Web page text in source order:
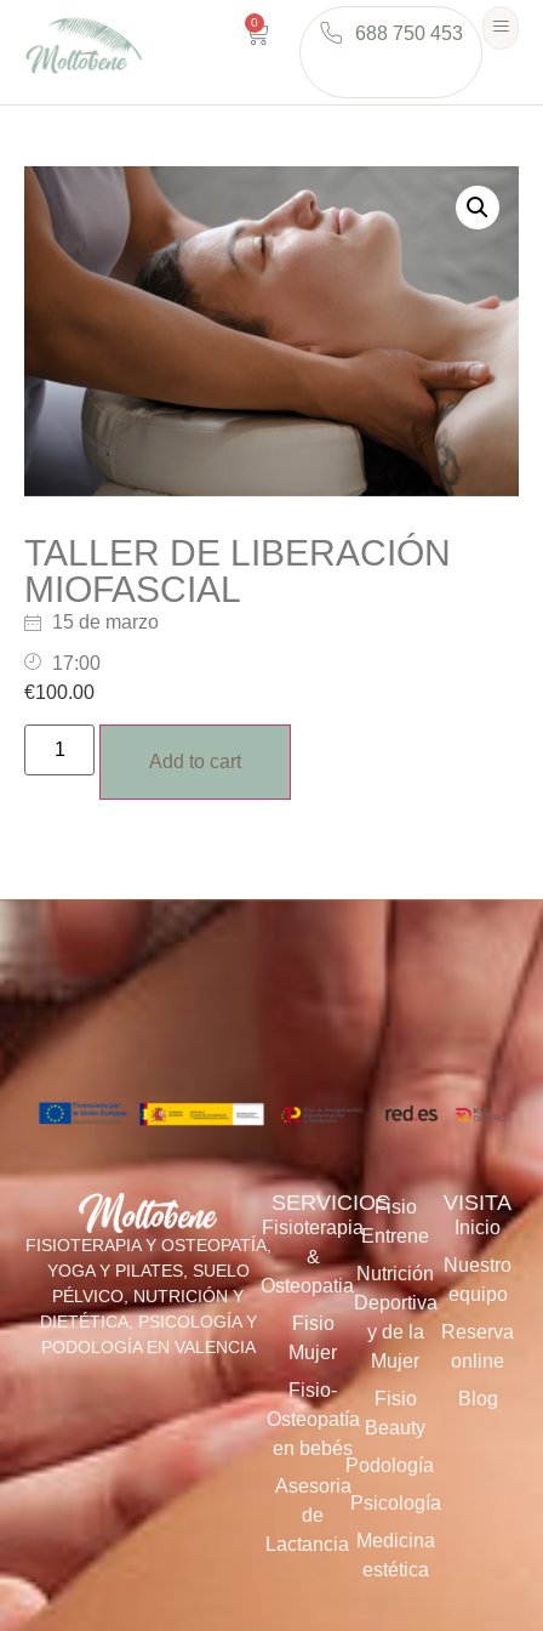
688 750 453
0
TALLER DE LIBERACIÓN
MIOFASCIAL
15 de marzo
17:00
€100.00
Add to cart
FISIOTERAPIA Y OSTEOPATÍA,
YOGA Y PILATES, SUELO
PÉLVICO, NUTRICIÓN Y
DIETÉTICA, PSICOLOGÍA Y
PODOLOGÍA EN VALENCIA
SERVICIOS
Fisioterapia
&
Osteopatia
Fisio
Mujer
Fisio-
Osteopatía
en bebés
Asesoria
de
Lactancia
Fisio
Entrene
Nutrición
Deportiva
y de la
Mujer
Fisio
Beauty
Podología
Psicología
Medicina
estética
VISITA
Inicio
Nuestro
equipo
Reserva
online
Blog